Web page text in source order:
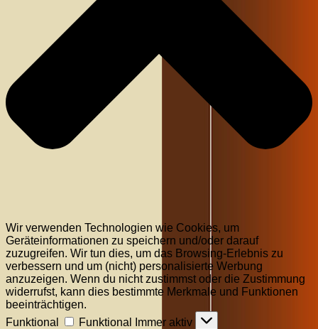
Wir verwenden Technologien wie Cookies, um
Geräteinformationen zu speichern und/oder darauf
zuzugreifen. Wir tun dies, um das Browsing-Erlebnis zu
verbessern und um (nicht) personalisierte Werbung
anzuzeigen. Wenn du nicht zustimmst oder die Zustimmung
widerrufst, kann dies bestimmte Merkmale und Funktionen
beeinträchtigen.
Funktional
Funktional
Immer aktiv